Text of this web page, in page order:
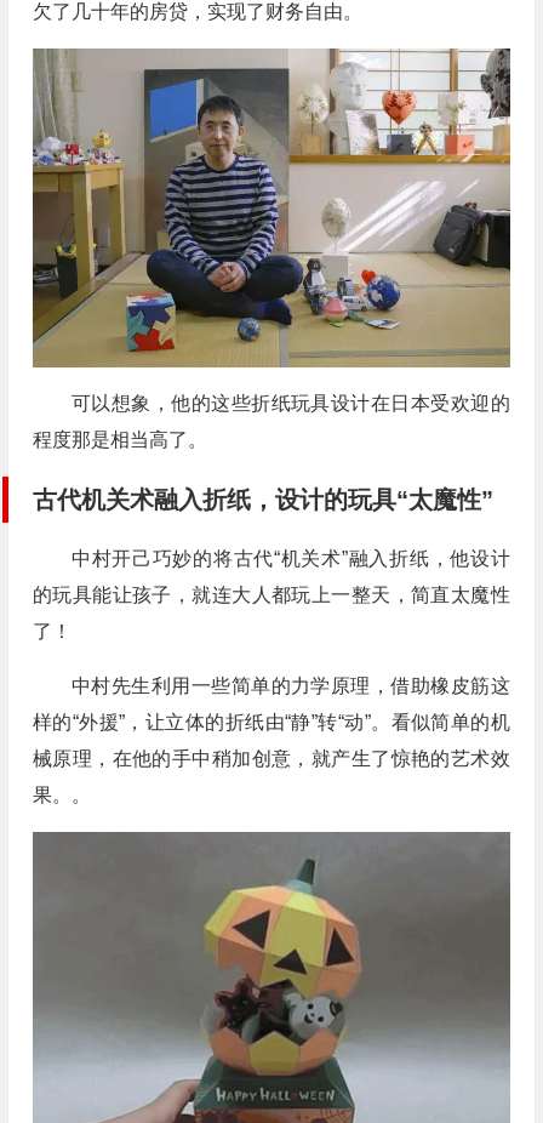
欠了几十年的房贷，实现了财务自由。
可以想象，他的这些折纸玩具设计在日本受欢迎的
程度那是相当高了。
古代机关术融入折纸，设计的玩具“太魔性”
中村开己巧妙的将古代“机关术”融入折纸，他设计
的玩具能让孩子，就连大人都玩上一整天，简直太魔性
了！
中村先生利用一些简单的力学原理，借助橡皮筋这
样的“外援”，让立体的折纸由“静”转“动”。看似简单的机
械原理，在他的手中稍加创意，就产生了惊艳的艺术效
果。。